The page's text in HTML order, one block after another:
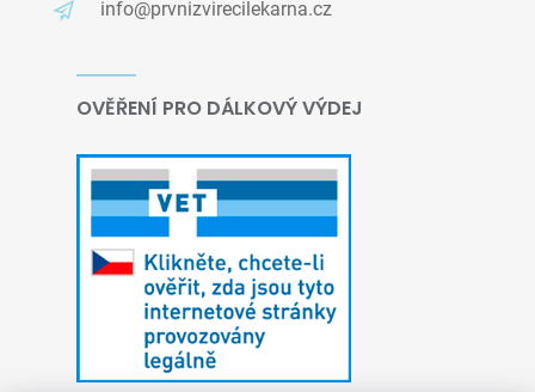
info@prvnizvirecilekarna.cz
OVĚŘENÍ PRO DÁLKOVÝ VÝDEJ